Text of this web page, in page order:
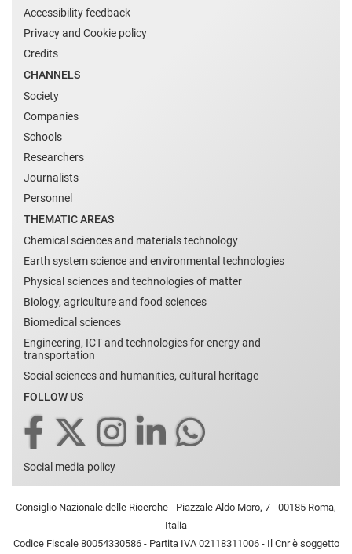
Accessibility feedback
Privacy and Cookie policy
Credits
CHANNELS
Society
Companies
Schools
Researchers
Journalists
Personnel
THEMATIC AREAS
Chemical sciences and materials technology
Earth system science and environmental technologies
Physical sciences and technologies of matter
Biology, agriculture and food sciences
Biomedical sciences
Engineering, ICT and technologies for energy and
transportation
Social sciences and humanities, cultural heritage
FOLLOW US
Social media policy
Consiglio Nazionale delle Ricerche - Piazzale Aldo Moro, 7 - 00185 Roma,
Italia
Codice Fiscale 80054330586 - Partita IVA 02118311006 - Il Cnr è soggetto